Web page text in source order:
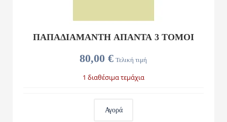
80,00 € Τελική τιμή
ΠΑΠΑΔΙΑΜΑΝΤΗ ΑΠΑΝΤΑ 3 ΤΟΜΟΙ
1 διαθέσιμα τεμάχια
Αγορά